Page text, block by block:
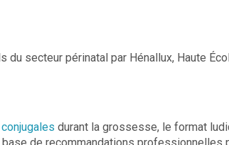
secteur périnatal par Hénallux, Haute
durant la grossesse, le format